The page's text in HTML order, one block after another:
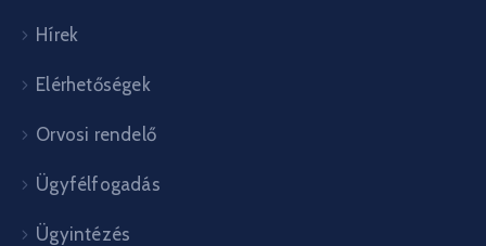
Hírek
Elérhetőségek
Orvosi rendelő
Ügyfélfogadás
Ügyintézés